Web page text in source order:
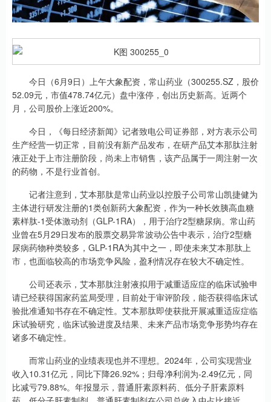
今日（6月9日）上午大象配资，常山药业（300255.SZ，股价
52.09元，市值478.74亿元）盘中涨停，创出历史新高。近两个
月，公司股价上涨近200%。
今日，《每日经济新闻》记者致电公司证券部，对方表示公司
生产经营一切正常，目前没有新产品发布，在研产品艾本那肽注射
液正处于上市注册阶段，尚未上市销售，该产品属于一周注射一次
的药物，不是行业首创。
记者注意到，艾本那肽是常山药业以控股子公司常山凯捷健为
主体进行研发注册的1类创新药大象配资，作为一种长效胰高血糖
素样肽-1受体激动剂（GLP-1RA），用于治疗2型糖尿病。常山药
业曾在5月29日发布的股票交易异常波动公告中表示，治疗2型糖
尿病药物种类较多，GLP-1RA为其中之一，即使未来艾本那肽上
市，也面临较高的市场竞争风险，盈利情况存在较大不确定性。
公司还表示，艾本那肽注射液拟用于减重适应症的临床试验申
请已经获得国家药监局受理，目前处于审评阶段，能否获得临床试
验批准通知书存在不确定性。艾本那肽即使获批开展减重适应症临
床试验研究，临床试验进度及结果、未来产品市场竞争形势均存在
诸多不确定性。
而常山药业的业绩表现也并不理想。2024年，公司实现营业
收入10.31亿元，同比下降26.92%；归母净利润为-2.49亿元，同
比减亏79.88%。年报显示，普通肝素原料药、低分子肝素原料